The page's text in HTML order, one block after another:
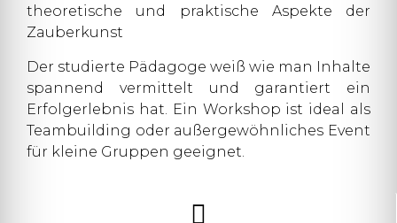
theoretische und praktische Aspekte der
Zauberkunst
Der studierte Pädagoge weiß wie man Inhalte
spannend vermittelt und garantiert ein
Erfolgerlebnis hat. Ein Workshop ist ideal als
Teambuilding oder außergewöhnliches Event
für kleine Gruppen geeignet.